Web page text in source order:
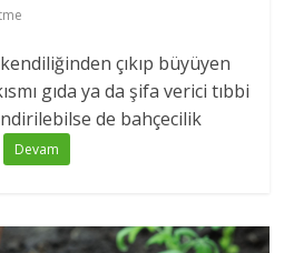
çıkıp büyüyen
gıda ya da şifa verici tıbbi
de bahçecilik
Devam